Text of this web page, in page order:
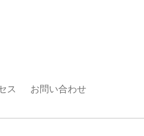
ス お問い合わせ